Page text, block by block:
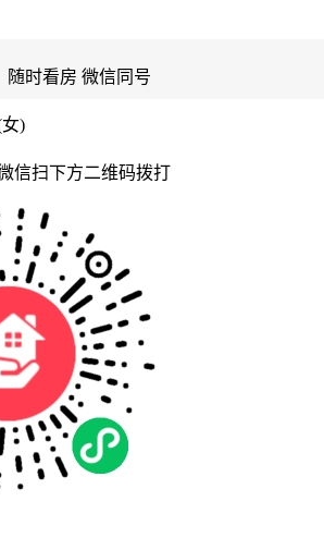
随时看房 微信同号
)
信扫下方二维码拨打